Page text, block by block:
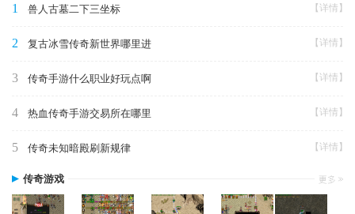
1 兽人古墓二下三坐标 【详情】
2 复古冰雪传奇新世界哪里进 【详情】
3 传奇手游什么职业好玩点啊 【详情】
4 热血传奇手游交易所在哪里 【详情】
5 传奇未知暗殿刷新规律 【详情】
传奇游戏